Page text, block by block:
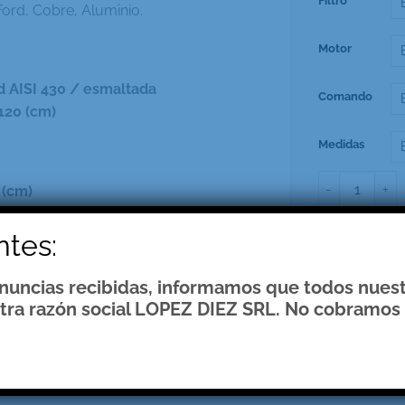
Cobre, Aluminio.
AISI 430 / esmaltada
(cm)
y 6’
Motor
Comando
Medidas
Categorías:
recibidas, informamos que todos
razón social LOPEZ DIEZ SRL. No